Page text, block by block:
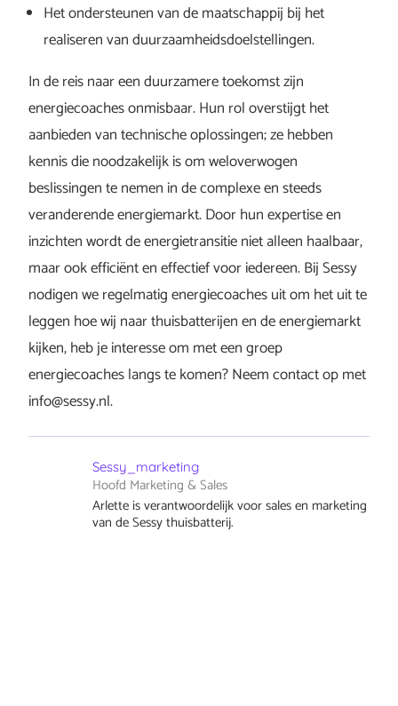
Het ondersteunen van de maatschappij bij het
realiseren van duurzaamheidsdoelstellingen.
In de reis naar een duurzamere toekomst zijn
energiecoaches onmisbaar. Hun rol overstijgt het
aanbieden van technische oplossingen; ze hebben
kennis die noodzakelijk is om weloverwogen
beslissingen te nemen in de complexe en steeds
veranderende energiemarkt. Door hun expertise en
inzichten wordt de energietransitie niet alleen haalbaar,
maar ook efficiënt en effectief voor iedereen. Bij Sessy
nodigen we regelmatig energiecoaches uit om het uit te
leggen hoe wij naar thuisbatterijen en de energiemarkt
kijken, heb je interesse om met een groep
energiecoaches langs te komen? Neem contact op met
info@sessy.nl.
Sessy_marketing
Hoofd Marketing & Sales
Arlette is verantwoordelijk voor sales en marketing
van de Sessy thuisbatterij.